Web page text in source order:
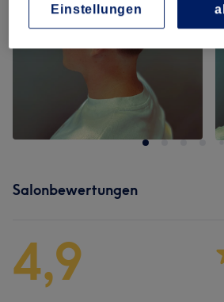
Salonbewertungen
4,9
Einstellungen